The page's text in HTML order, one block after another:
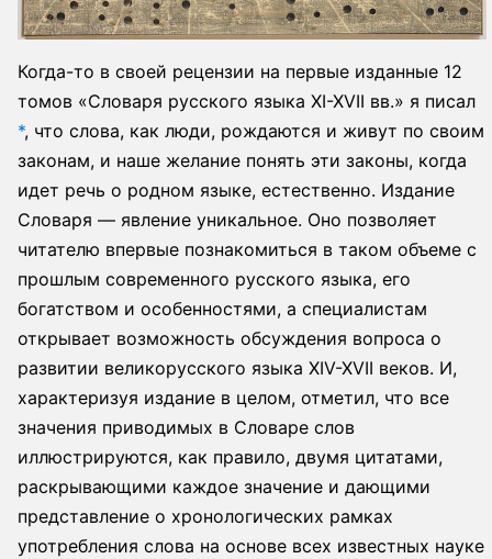
Когда-то в своей рецензии на первые изданные 12
томов «Словаря русского языка XI-XVII вв.» я писал
*, что слова, как люди, рождаются и живут по своим
законам, и наше желание понять эти законы, когда
идет речь о родном языке, естественно. Издание
Словаря — явление уникальное. Оно позволяет
читателю впервые познакомиться в таком объеме с
прошлым современного русского языка, его
богатством и особенностями, а специалистам
открывает возможность обсуждения вопроса о
развитии великорусского языка XIV-XVII веков. И,
характеризуя издание в целом, отметил, что все
значения приводимых в Словаре слов
иллюстрируются, как правило, двумя цитатами,
раскрывающими каждое значение и дающими
представление о хронологических рамках
употребления слова на основе всех известных науке